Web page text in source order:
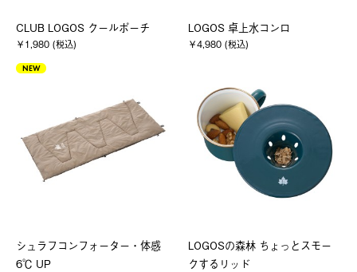
CLUB LOGOS クールポーチ
￥1,980 (税込)
LOGOS 卓上水コンロ
￥4,980 (税込)
NEW
シュラフコンフォーター・体感
6℃ UP
LOGOSの森林 ちょっとスモー
クするリッド